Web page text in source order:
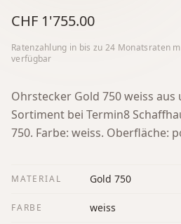
CHF 1'755.00
Ratenzahlung in bis zu 24 Monatsraten
verfügbar
Ohrstecker Gold 750 weiss
Sortiment bei Termin8
750. Farbe: weiss. Oberfläche:
MATERIAL Gold 750
FARBE weiss